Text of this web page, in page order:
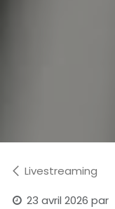
Livestreaming
23 avril 2026 par